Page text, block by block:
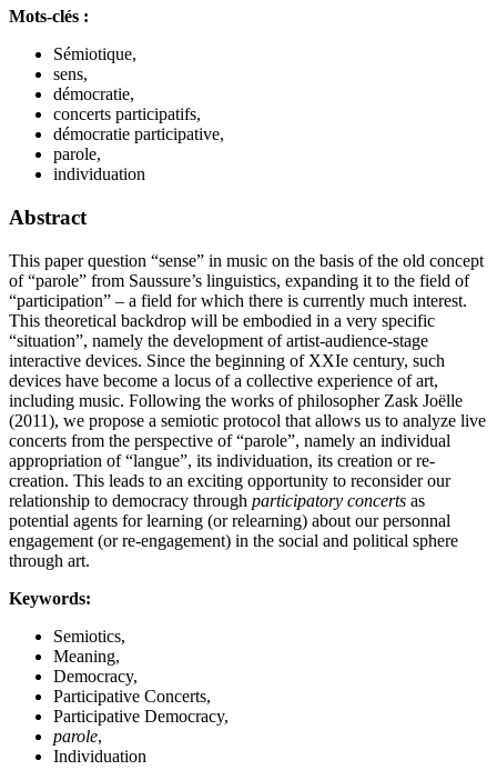
Mots-clés :
Sémiotique,
sens,
démocratie,
concerts participatifs,
démocratie participative,
parole,
individuation
Abstract
This paper question “sense” in music on the basis of the old concept
of “parole” from Saussure’s linguistics, expanding it to the field of
“participation” – a field for which there is currently much interest.
This theoretical backdrop will be embodied in a very specific
“situation”, namely the development of artist-audience-stage
interactive devices. Since the beginning of XXIe century, such
devices have become a locus of a collective experience of art,
including music. Following the works of philosopher Zask Joëlle
(2011), we propose a semiotic protocol that allows us to analyze live
concerts from the perspective of “parole”, namely an individual
appropriation of “langue”, its individuation, its creation or re-
creation. This leads to an exciting opportunity to reconsider our
relationship to democracy through participatory concerts as
potential agents for learning (or relearning) about our personnal
engagement (or re-engagement) in the social and political sphere
through art.
Keywords:
Semiotics,
Meaning,
Democracy,
Participative Concerts,
Participative Democracy,
parole,
Individuation